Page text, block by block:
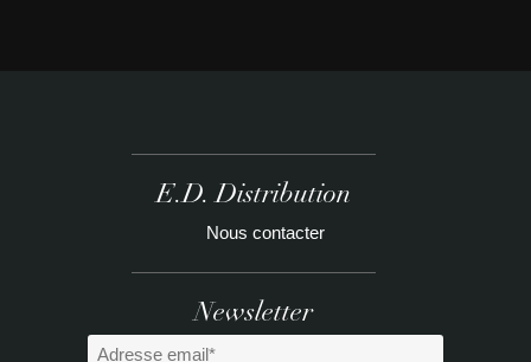
E.D. Distribution
Nous contacter
Newsletter